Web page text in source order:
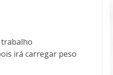
trabalho
irá carregar peso